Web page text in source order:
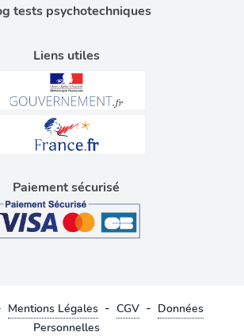
Liens utiles
tests psychotechniques
Paiement sécurisé
Mentions Légales - CGV - Données
Personnelles